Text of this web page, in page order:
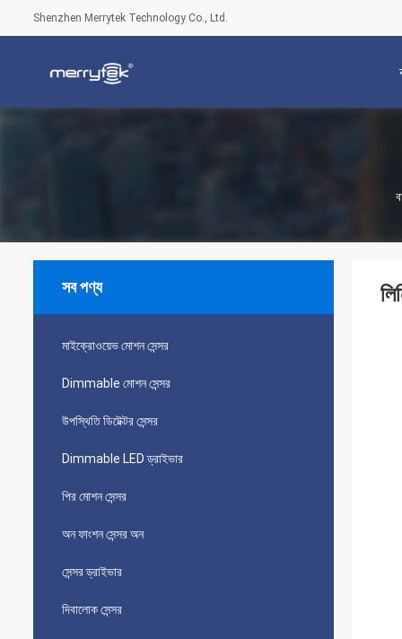
Shenzhen Merrytek Technology Co., Ltd.
সব পণ্য
মাইক্রোওয়েভ মোশন সেন্সর
Dimmable মোশন সেন্সর
উপস্থিতি ডিটেক্টর সেন্সর
Dimmable LED ড্রাইভার
পির মোশন সেন্সর
অন ​​ফাংশন সেন্সর অন
সেন্সর ড্রাইভার
দিবালোক সেন্সর